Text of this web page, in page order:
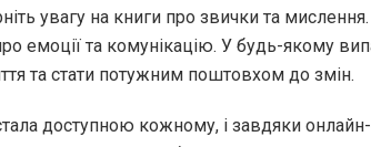
увагу на книги про звички та
емоції та комунікацію. У будь-якому
та стати потужним поштовхом до змін.
доступною кожному, і завдяки